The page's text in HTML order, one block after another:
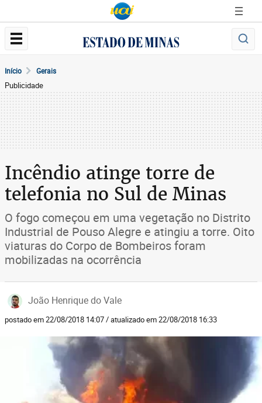
Início Gerais
Publicidade
Incêndio atinge torre de
telefonia no Sul de Minas
O fogo começou em uma vegetação no Distrito
Industrial de Pouso Alegre e atingiu a torre. Oito
viaturas do Corpo de Bombeiros foram
mobilizadas na ocorrência
João Henrique do Vale
postado em 22/08/2018 14:07 / atualizado em 22/08/2018 16:33